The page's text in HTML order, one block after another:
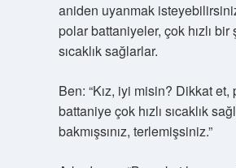
aniden uyanmak
polar battaniyeler, çok hızlı bir
sıcaklık sağlarlar.
Ben: “Kız, iyi misin? Dikkat et,
battaniye çok hızlı sıcaklık
bakmışsınız, terlemişsiniz.”